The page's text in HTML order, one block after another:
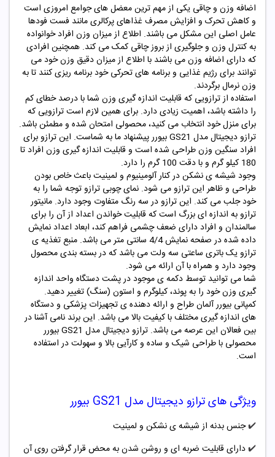
اضافه وزن و چاقی یکی از مهم ترین معضل های جوامع امروزی است
و کاهش تحرک و افزایش مصرف غذاهای پرکالری مانند فست فودها
عامل اصلی این مشکل می باشند. اطلاع از میزان وزن افراد خوانواده
به کنترل وزن و جلوگیری از بروز چاقی کمک می کند. همچنین افرادی
که دارای اضافه وزن می باشند با اطلاع از میزان دقیق وزن خود می
توانند برای رژیم غذایی و برنامه های تحرکی خود برنامه ریزی کنند تا به
وزن نرمال برگردند.
استفاده از ترازویی که قابلیت اندازه گیری وزن شما با درصد خطای کم
را داشته باشد، اهمیت زیادی دارد. برای همین لازم است ترازویی که
برای منزل خود انتخاب می کنید، محصولی امتحان شده و مطمئن باشد.
ترازو دیجیتال مدل GS21 بیورر پیشنهاد ما به شماست. این ترازو برای
افراد سنگین وزن طراحی شده است و قابلیت اندازه گیری وزن افراد تا
180 کیلو گرم و با دقت 100 گرم را دارد.
وجود شیشه ی نشکن در کنار آلومینیوم و لمینیت باعث خاص بودن
طراحی و ظاهر این ترازو می شود. نمای چوبی ترازو توجه شما را به
خود جلب می کند. این ترازو در سه رنگ متفاوت وجود دارد. مانیتور
ترازو به اندازه ای بزرگ است که قابلیت خواندن اعداد از آن را برای
سالمندان و افراد دارای ضعف چشمی فراهم کند، ابعاد اعداد نمایش
داده شده در صفحه نمایش 4/4 سانتی متر می باشد. منبع تغذیه ی
ترازو یک باتری ساعتی سه ولت می باشد که در بسته بندی محصول
وجود دارد و همراه با آن ارائه می شود.
شما می توانید توسط دکمه ی موجود در پشت دستگاه واحد اندازه
گیری وزن خود را به پوند، کیلوگرم و استون (سنگ) تغییر دهید.
کمپانی بیورر آلمان طراح و ارائه دهنده ی تجهیزات پزشکی و دستگاه
های اندازه گیری مختلف با کیفیت بالا می باشد. این برند نامی آشنا در
بین فعالان این عرصه می باشد. ترازو دیجیتال مدل GS21 بیورر
محصولی با طراحی شیک و ساده و کارآیی بالا و سهولت در استفاده
است.
ویژگی های ترازو دیجیتال مدل GS21 بیورر
✔️جنس بدنه از شیشه ی نشکن و لمینیت
✔️دارای قابلیت ضربه ای و روشن شدن به محض قرار گرفتن روی آن